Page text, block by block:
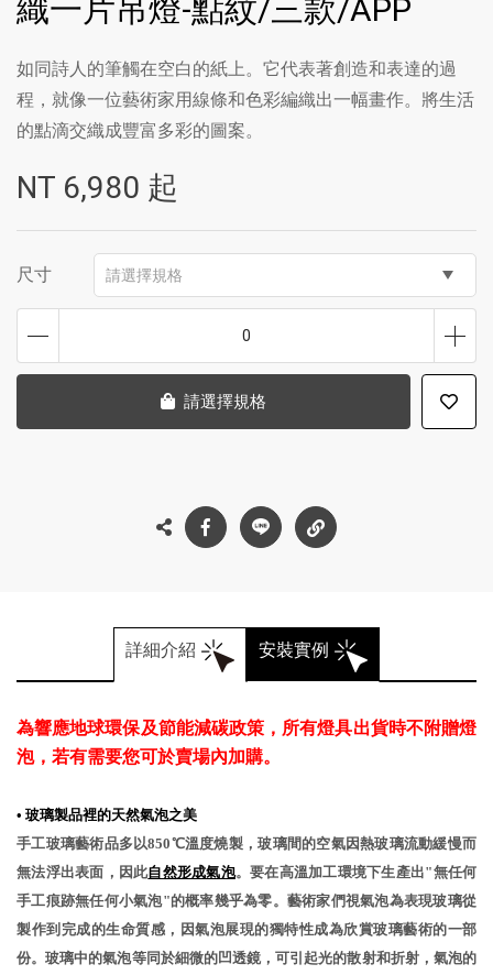
織一片吊燈-點紋/三款/APP
如同詩人的筆觸在空白的紙上。它代表著創造和表達的過
程，就像一位藝術家用線條和色彩編織出一幅畫作。將生活
的點滴交織成豐富多彩的圖案。
NT 6,980 起
尺寸 請選擇規格
0
請選擇規格
詳細介紹 安裝實例
為響應地球環保及節能減碳政策，所有燈具出貨時不附贈燈
泡，若有需要您可於賣場內加購。
• 玻璃製品裡的天然氣泡之美
手工玻璃藝術品多以850℃溫度燒製，玻璃間的空氣因熱玻璃流動緩慢而
無法浮出表面，因此自然形成氣泡。要在高溫加工環境下生產出"無任何
手工痕跡無任何小氣泡"的概率幾乎為零。藝術家們視氣泡為表現玻璃從
製作到完成的生命質感，因氣泡展現的獨特性成為欣賞玻璃藝術的一部
份。玻璃中的氣泡等同於細微的凹透鏡，可引起光的散射和折射，氣泡的